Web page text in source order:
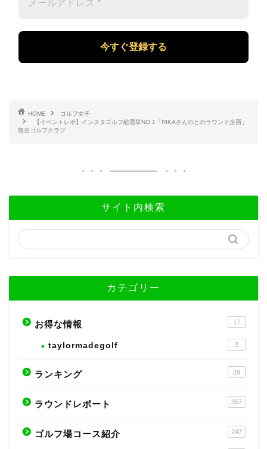
ー
ア
レ
HOME
ゴルフ女子
【イベントレポ】インスタゴルフ総選挙NO.1「RIKAさんのとのラウンド企画」
熊谷ゴルフクラブ
サイト内検索
カテゴリー
お得な情報 17
taylormadegolf 3
ランキング 29
ラウンドレポート 357
ゴルフ場コース紹介 247